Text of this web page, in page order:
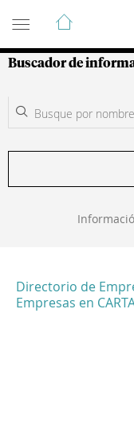
Guía de
Buscador de
Directorio de
Empresas en